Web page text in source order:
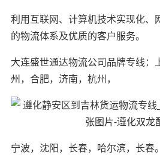
利用互联网、计算机技术实现化、
的物流体系及优质的客户服务。
大连盛世通达物流公司品牌专线：
州，合肥，济南，杭州，
宁波，沈阳，长春，哈尔滨，长春。